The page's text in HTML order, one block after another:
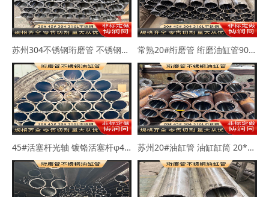
苏州304不锈钢珩磨管 不锈钢缸筒90*102 63*73 常熟20#绗磨管 绗磨油缸管90*114 100*110
45#活塞杆光轴 镀铬活塞杆φ40-50mm 苏州20#油缸管 油缸缸筒 20*30 40*50